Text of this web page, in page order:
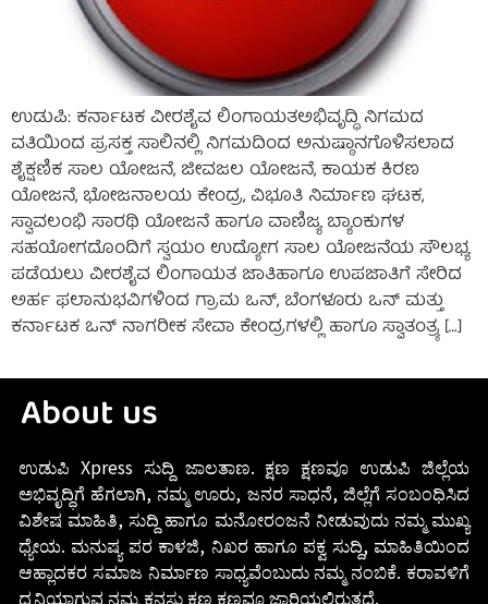
ಉಡುಪಿ: ಕರ್ನಾಟಕ ವೀರಶೈವ ಲಿಂಗಾಯತಅಭಿವೃದ್ಧಿ ನಿಗಮದ
ವತಿಯಿಂದ ಪ್ರಸಕ್ತ ಸಾಲಿನಲ್ಲಿ ನಿಗಮದಿಂದ ಅನುಷ್ಠಾನಗೊಳಿಸಲಾದ
ಶೈಕ್ಷಣಿಕ ಸಾಲ ಯೋಜನೆ, ಜೀವಜಲ ಯೋಜನೆ, ಕಾಯಕ ಕಿರಣ
ಯೋಜನೆ, ಭೋಜನಾಲಯ ಕೇಂದ್ರ, ವಿಭೂತಿ ನಿರ್ಮಾಣ ಘಟಕ,
ಸ್ವಾವಲಂಭಿ ಸಾರಥಿ ಯೋಜನೆ ಹಾಗೂ ವಾಣಿಜ್ಯ ಬ್ಯಾಂಕುಗಳ
ಸಹಯೋಗದೊಂದಿಗೆ ಸ್ವಯಂ ಉದ್ಯೋಗ ಸಾಲ ಯೋಜನೆಯ ಸೌಲಭ್ಯ
ಪಡೆಯಲು ವೀರಶೈವ ಲಿಂಗಾಯತ ಜಾತಿಹಾಗೂ ಉಪಜಾತಿಗೆ ಸೇರಿದ
ಅರ್ಹ ಫಲಾನುಭವಿಗಳಿಂದ ಗ್ರಾಮ ಒನ್, ಬೆಂಗಳೂರು ಒನ್ ಮತ್ತು
ಕರ್ನಾಟಕ ಒನ್ ನಾಗರೀಕ ಸೇವಾ ಕೇಂದ್ರಗಳಲ್ಲಿ ಹಾಗೂ ಸ್ವಾತಂತ್ರ್ಯ […]
About us
ಉಡುಪಿ Xpress ಸುದ್ದಿ ಜಾಲತಾಣ. ಕ್ಷಣ ಕ್ಷಣವೂ ಉಡುಪಿ ಜಿಲ್ಲೆಯ
ಅಭಿವೃದ್ಧಿಗೆ ಹೆಗಲಾಗಿ, ನಮ್ಮ ಊರು, ಜನರ ಸಾಧನೆ, ಜಿಲ್ಲೆಗೆ ಸಂಬಂಧಿಸಿದ
ವಿಶೇಷ ಮಾಹಿತಿ, ಸುದ್ದಿ ಹಾಗೂ ಮನೋರಂಜನೆ ನೀಡುವುದು ನಮ್ಮ ಮುಖ್ಯ
ಧ್ಯೇಯ. ಮನುಷ್ಯ ಪರ ಕಾಳಜಿ, ನಿಖರ ಹಾಗೂ ಪಕ್ವ ಸುದ್ದಿ, ಮಾಹಿತಿಯಿಂದ
ಆಹ್ಲಾದಕರ ಸಮಾಜ ನಿರ್ಮಾಣ ಸಾಧ್ಯವೆಂಬುದು ನಮ್ಮ ನಂಬಿಕೆ. ಕರಾವಳಿಗೆ
ಧ್ವನಿಯಾಗುವ ನಮ್ಮ ಕನಸು ಕ್ಷಣ ಕ್ಷಣವೂ ಜಾರಿಯಲ್ಲಿರುತ್ತದೆ.